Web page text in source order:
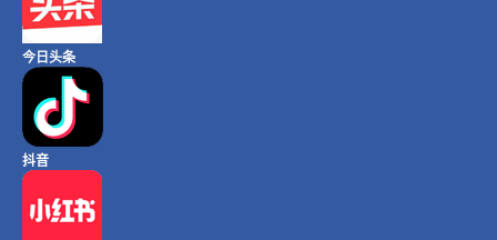
今日头条
抖音